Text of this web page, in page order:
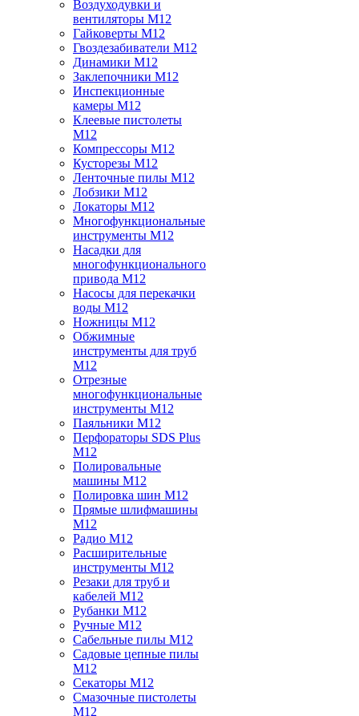
Воздуходувки и
вентиляторы M12
Гайковерты M12
Гвоздезабиватели M12
Динамики M12
Заклепочники M12
Инспекционные
камеры M12
Клеевые пистолеты
M12
Компрессоры M12
Кусторезы M12
Ленточные пилы M12
Лобзики M12
Локаторы M12
Многофункциональные
инструменты M12
Насадки для
многофункционального
привода M12
Насосы для перекачки
воды M12
Ножницы M12
Обжимные
инструменты для труб
M12
Отрезные
многофункциональные
инструменты M12
Паяльники M12
Перфораторы SDS Plus
M12
Полировальные
машины M12
Полировка шин M12
Прямые шлифмашины
M12
Радио M12
Расширительные
инструменты M12
Резаки для труб и
кабелей M12
Рубанки M12
Ручные M12
Сабельные пилы M12
Садовые цепные пилы
M12
Секаторы M12
Смазочные пистолеты
M12